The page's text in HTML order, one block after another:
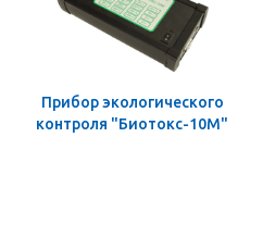
Прибор экологического
контроля "Биотокс-10М"